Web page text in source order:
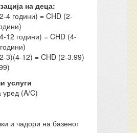
на деца:
4 години) = CHD (2-
12 години) = CHD (4-
3)(4-12) = CHD (2-3.99)
услуги
уред (A/C)
и чадори на базенот